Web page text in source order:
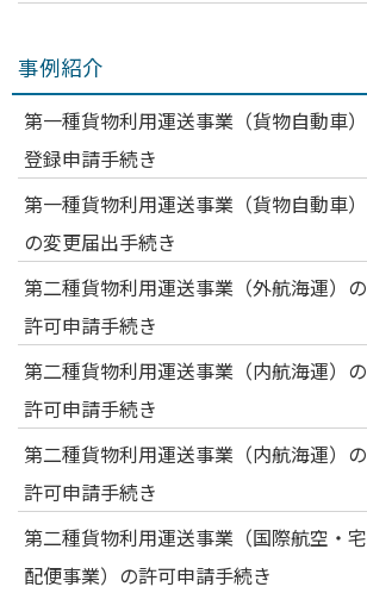
事例紹介
第一種貨物利用運送事業（貨物自動車）
登録申請手続き
第一種貨物利用運送事業（貨物自動車）
の変更届出手続き
第二種貨物利用運送事業（外航海運）の
許可申請手続き
第二種貨物利用運送事業（内航海運）の
許可申請手続き
第二種貨物利用運送事業（内航海運）の
許可申請手続き
第二種貨物利用運送事業（国際航空・宅
配便事業）の許可申請手続き